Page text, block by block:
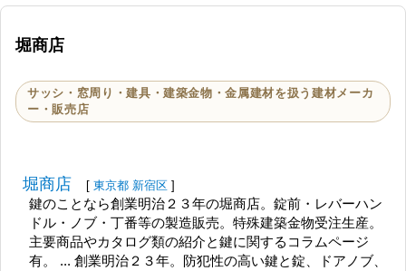
堀商店
サッシ・窓周り・建具・建築金物・金属建材を扱う建材メーカ
ー・販売店
堀商店 [ 東京都 新宿区 ]
鍵のことなら創業明治２３年の堀商店。錠前・レバーハン
ドル・ノブ・丁番等の製造販売。特殊建築金物受注生産。
主要商品やカタログ類の紹介と鍵に関するコラムページ
有。 ... 創業明治２３年。防犯性の高い鍵と錠、ドアノブ、